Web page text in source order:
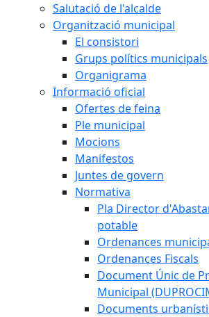
Salutació de l'alcalde
Organització municipal
El consistori
Grups polítics municipals
Organigrama
Informació oficial
Ofertes de feina
Ple municipal
Mocions
Manifestos
Juntes de govern
Normativa
Pla Director
potable
Ordenances
Ordenances Fiscals
Document Únic de
Municipal
Documents